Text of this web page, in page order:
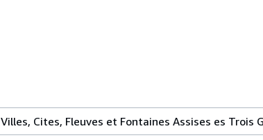
Cites, Fleuves et Fontaines Assises es Trois